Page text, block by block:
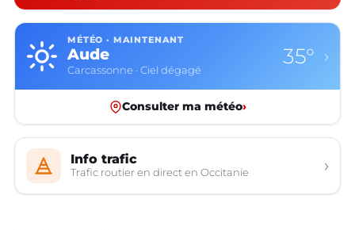
MÉTÉO · MAINTENANT
Aude
Carcassonne · Ciel dégagé
35° ›
Consulter ma météo›
Info trafic
Trafic routier en direct en Occitanie ›